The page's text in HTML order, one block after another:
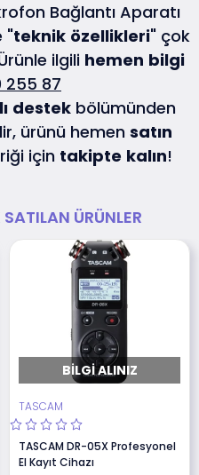
Bağlantı Aparatı
"teknik özellikleri" çok
ilgili hemen bilgi
255 87
destek bölümünden
ürünü hemen satın
için takipte kalın!
ÜRÜNLER
BILGI ALINIZ
TASCAM
TASCAM DR-05X Profesyonel
El Kayıt Cihazı